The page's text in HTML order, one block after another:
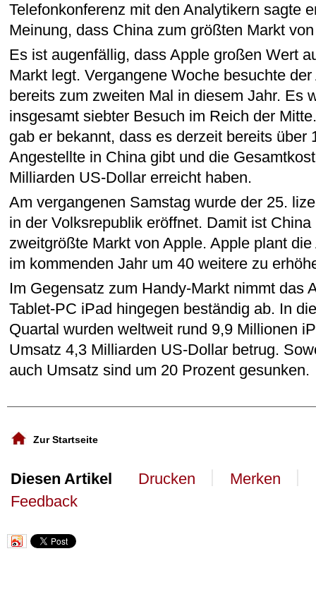
Telefonkonferenz mit den Analytikern sagte
Meinung, dass China zum größten Markt
Es ist augenfällig, dass Apple großen Wert
Markt legt. Vergangene Woche besuchte
bereits zum zweiten Mal in diesem Jahr. Es
insgesamt siebter Besuch im Reich der
gab er bekannt, dass es derzeit bereits über
Angestellte in China gibt und die
Milliarden US-Dollar erreicht haben.
Am vergangenen Samstag wurde der 25.
in der Volksrepublik eröffnet. Damit ist
zweitgrößte Markt von Apple. Apple plant
im kommenden Jahr um 40 weitere zu
Im Gegensatz zum Handy-Markt nimmt das
Tablet-PC iPad hingegen beständig ab. In
Quartal wurden weltweit rund 9,9 Millionen
Umsatz 4,3 Milliarden US-Dollar betrug.
auch Umsatz sind um 20 Prozent gesunken.
Zur Startseite
Diesen Artikel Drucken Merken
Feedback